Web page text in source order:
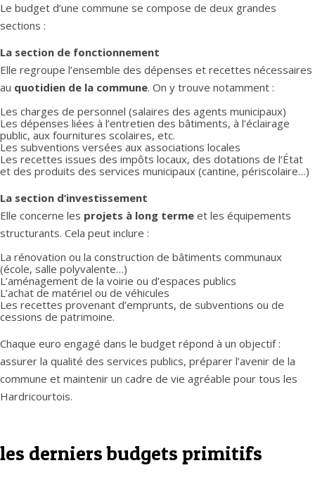
Le budget d’une commune se compose de deux grandes
sections :
La section de fonctionnement
Elle regroupe l’ensemble des dépenses et recettes nécessaires
au quotidien de la commune. On y trouve notamment :
Les charges de personnel (salaires des agents municipaux)
Les dépenses liées à l’entretien des bâtiments, à l’éclairage
public, aux fournitures scolaires, etc.
Les subventions versées aux associations locales
Les recettes issues des impôts locaux, des dotations de l’État
et des produits des services municipaux (cantine, périscolaire…)
La section d’investissement
Elle concerne les projets à long terme et les équipements
structurants. Cela peut inclure :
La rénovation ou la construction de bâtiments communaux
(école, salle polyvalente…)
L’aménagement de la voirie ou d’espaces publics
L’achat de matériel ou de véhicules
Les recettes provenant d’emprunts, de subventions ou de
cessions de patrimoine.
Chaque euro engagé dans le budget répond à un objectif :
assurer la qualité des services publics, préparer l’avenir de la
commune et maintenir un cadre de vie agréable pour tous les
Hardricourtois.
les derniers budgets primitifs